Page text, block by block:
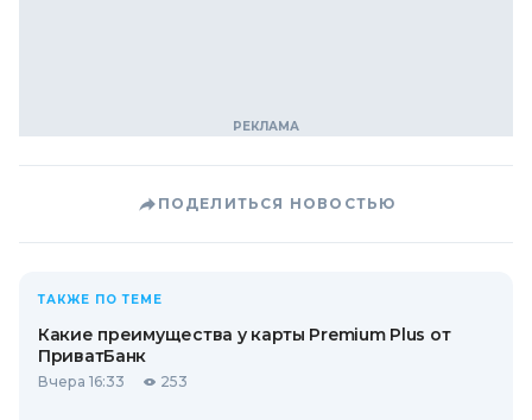
ПОДЕЛИТЬСЯ НОВОСТЬЮ
ТАКЖЕ ПО ТЕМЕ
Какие преимущества у карты Premium Plus от
ПриватБанк
Вчера 16:33 253